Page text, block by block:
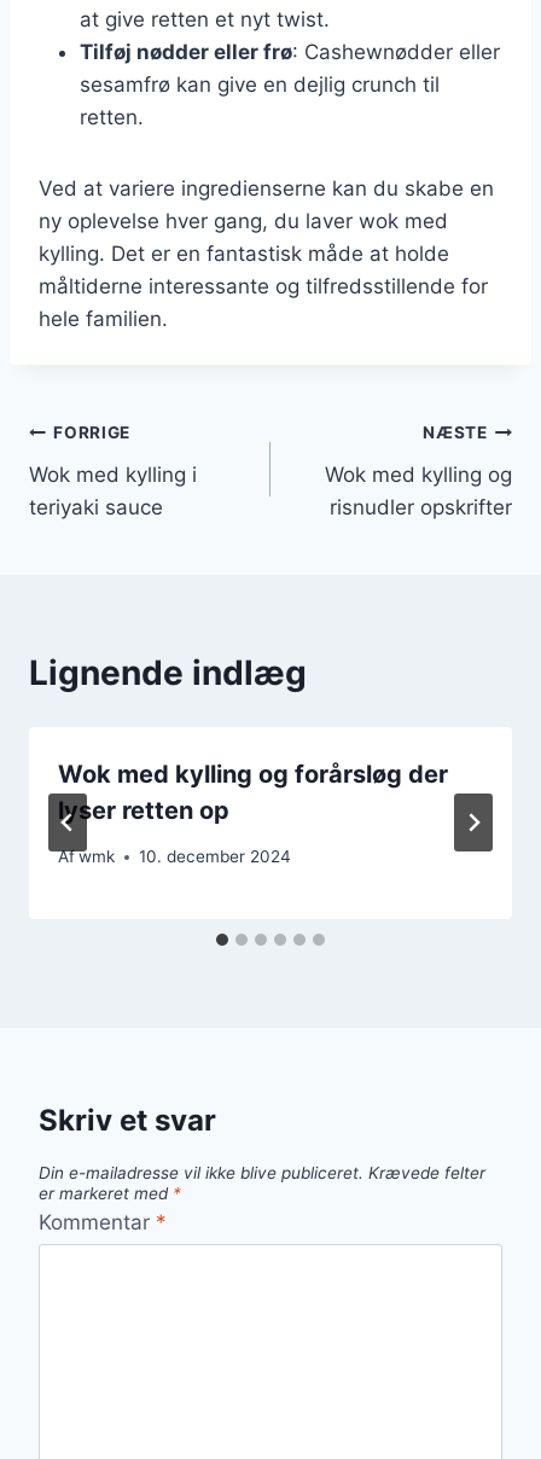
at give retten et nyt twist.
Tilføj nødder eller frø: Cashewnødder eller
sesamfrø kan give en dejlig crunch til
retten.
Ved at variere ingredienserne kan du skabe en
ny oplevelse hver gang, du laver wok med
kylling. Det er en fantastisk måde at holde
måltiderne interessante og tilfredsstillende for
hele familien.
Indlægsnavigation
FORRIGE
Wok med kylling i
teriyaki sauce
NÆSTE
Wok med kylling og
risnudler opskrifter
Lignende indlæg
Wok med kylling og forårsløg der
lyser retten op
Afwmk 10. december 2024
Skriv et svar
Din e-mailadresse vil ikke blive publiceret. Krævede felter
er markeret med *
Kommentar *